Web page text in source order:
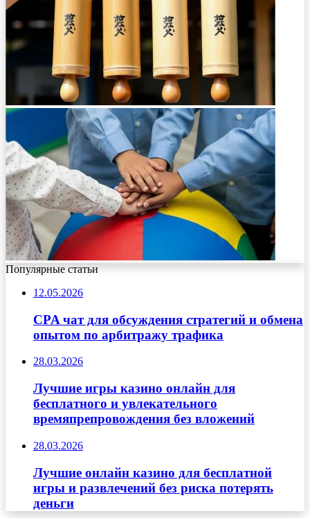
Популярные статьи
12.05.2026
CPA чат для обсуждения стратегий и обмена
опытом по арбитражу трафика
28.03.2026
Лучшие игры казино онлайн для
бесплатного и увлекательного
времяпрепровождения без вложений
28.03.2026
Лучшие онлайн казино для бесплатной
игры и развлечений без риска потерять
деньги